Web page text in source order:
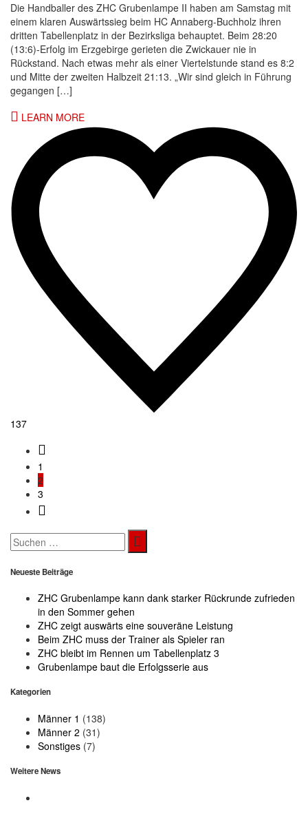
Die Handballer des ZHC Grubenlampe II haben am Samstag mit
einem klaren Auswärtssieg beim HC Annaberg-Buchholz ihren
dritten Tabellenplatz in der Bezirksliga behauptet. Beim 28:20
(13:6)-Erfolg im Erzgebirge gerieten die Zwickauer nie in
Rückstand. Nach etwas mehr als einer Viertelstunde stand es 8:2
und Mitte der zweiten Halbzeit 21:13. „Wir sind gleich in Führung
gegangen […]
LEARN MORE
137
1
2
3
Search
for:
Neueste Beiträge
ZHC Grubenlampe kann dank starker Rückrunde zufrieden
in den Sommer gehen
ZHC zeigt auswärts eine souveräne Leistung
Beim ZHC muss der Trainer als Spieler ran
ZHC bleibt im Rennen um Tabellenplatz 3
Grubenlampe baut die Erfolgsserie aus
Kategorien
Männer 1 (138)
Männer 2 (31)
Sonstiges (7)
Weitere News